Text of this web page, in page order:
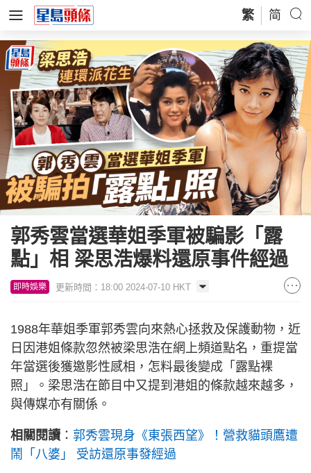
繁 简
郭秀雲當選華姐季軍被騙影「露
點」相 梁思浩爆料還原事件經過
即時娛樂 更新時間：18:00 2024-07-10 HKT
1988年華姐季軍郭秀雲向來熱心拯救及保護動物，近
日因港姐條款忽然被梁思浩在網上頻道點名，重提當
年當選後獲邀影性感相，怎料最後變成「露點裸
照」。梁思浩在節目中又提到港姐的條款越來越多，
與傳媒亦有關係。
相關閱讀 ： 郭秀雲現身《東張西望》！營救貓頭鷹遭
鬧「八婆」 受訪還原事發經過